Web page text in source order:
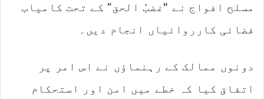
مسلح افواج نے "غضبُ الحق” کے تحت کامیاب
فضائی کارروائیاں انجام دیں۔
دونوں ممالک کے رہنماؤں نے اس امر پر
اتفاق کیا کہ خطے میں امن اور استحکام